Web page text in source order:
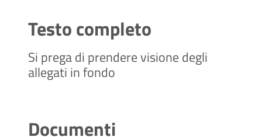
Testo completo
Si prega di prendere visione degli
allegati in fondo
Documenti